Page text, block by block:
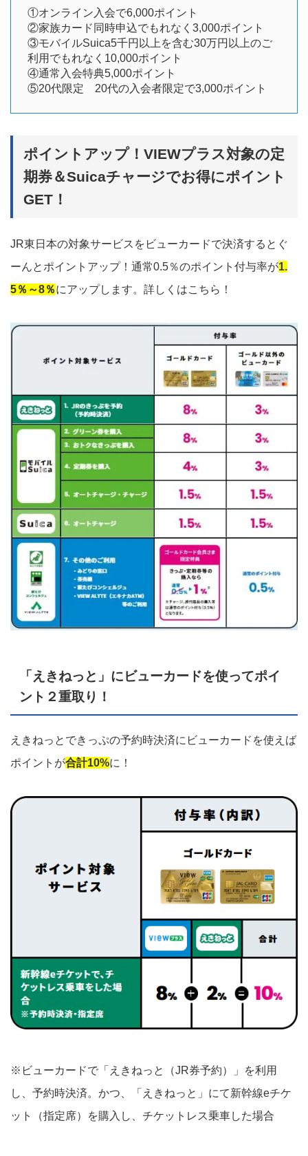
①オンライン入会で6,000ポイント
②家族カード同時申込でもれなく3,000ポイント
③モバイルSuica5千円以上を含む30万円以上のご
利用でもれなく10,000ポイント
④通常入会特典5,000ポイント
⑤20代限定 20代の入会者限定で3,000ポイント
ポイントアップ！VIEWプラス対象の定
期券＆Suicaチャージでお得にポイント
GET！
JR東日本の対象サービスをビューカードで決済するとぐ
ーんとポイントアップ！通常0.5％のポイント付与率が1.
5％～8％にアップします。詳しくはこちら！
「えきねっと」にビューカードを使ってポイ
ント２重取り！
えきねっとできっぷの予約時決済にビューカードを使えば
ポイントが合計10%に！
※ビューカードで「えきねっと（JR券予約）」を利用
し、予約時決済。かつ、「えきねっと」にて新幹線eチケ
ット（指定席）を購入し、チケットレス乗車した場合